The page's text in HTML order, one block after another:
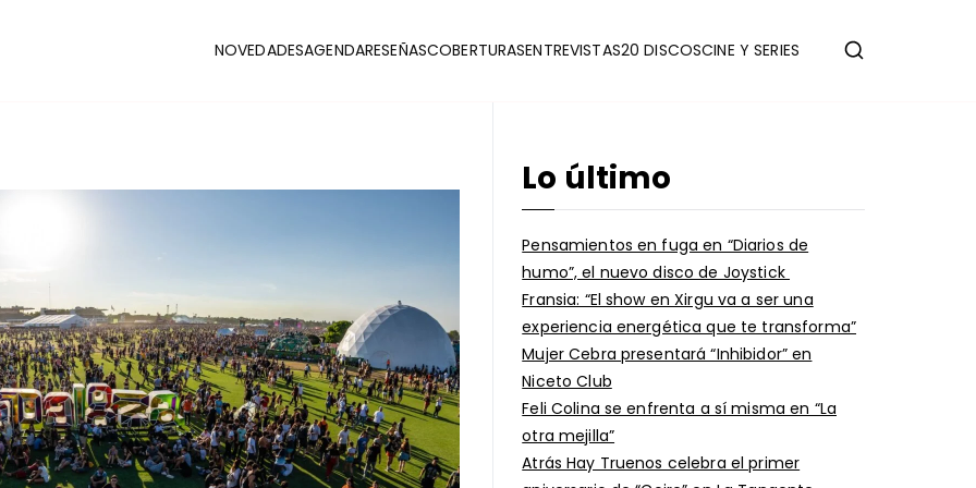
NOVEDADESAGENDARESEÑASCOBERTURASENTREVISTAS20 DISCOSCINE Y SERIES
Lo último
Pensamientos en fuga en “Diarios de
humo”, el nuevo disco de Joystick
Fransia: “El show en Xirgu va a ser una
experiencia energética que te transforma”
Mujer Cebra presentará “Inhibidor” en
Niceto Club
Feli Colina se enfrenta a sí misma en “La
otra mejilla”
Atrás Hay Truenos celebra el primer